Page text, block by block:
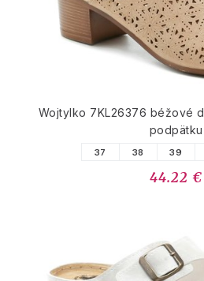
Wojtylko 7KL26376 béžové
podpätku
37 38 39
44.22 €